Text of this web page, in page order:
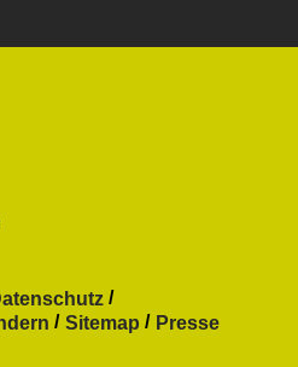
Sitemap Presse